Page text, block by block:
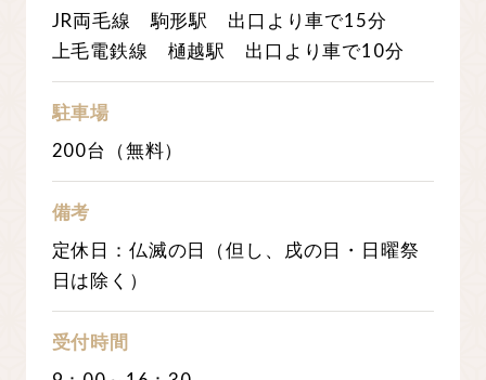
JR両毛線 駒形駅 出口より車で15分
上毛電鉄線 樋越駅 出口より車で10分
駐車場
200台（無料）
備考
定休日：仏滅の日（但し、戌の日・日曜祭
日は除く）
受付時間